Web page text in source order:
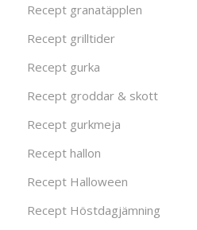
Recept granatäpplen
Recept grilltider
Recept gurka
Recept groddar & skott
Recept gurkmeja
Recept hallon
Recept Halloween
Recept Höstdagjämning